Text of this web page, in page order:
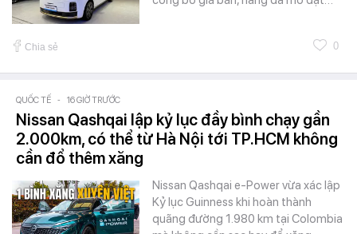
Chia sẻ 0
QUỐC TẾ - 16 GIỜ TRƯỚC
Nissan Qashqai lập kỷ lục đầy bình chạy gần
2.000km, có thể từ Hà Nội tới TP.HCM không
cần đổ thêm xăng
Nissan Qashqai e-Power vừa xác lập
Kỷ lục Guinness khi hoàn thành
quãng đường 1.980 km tại Colombia